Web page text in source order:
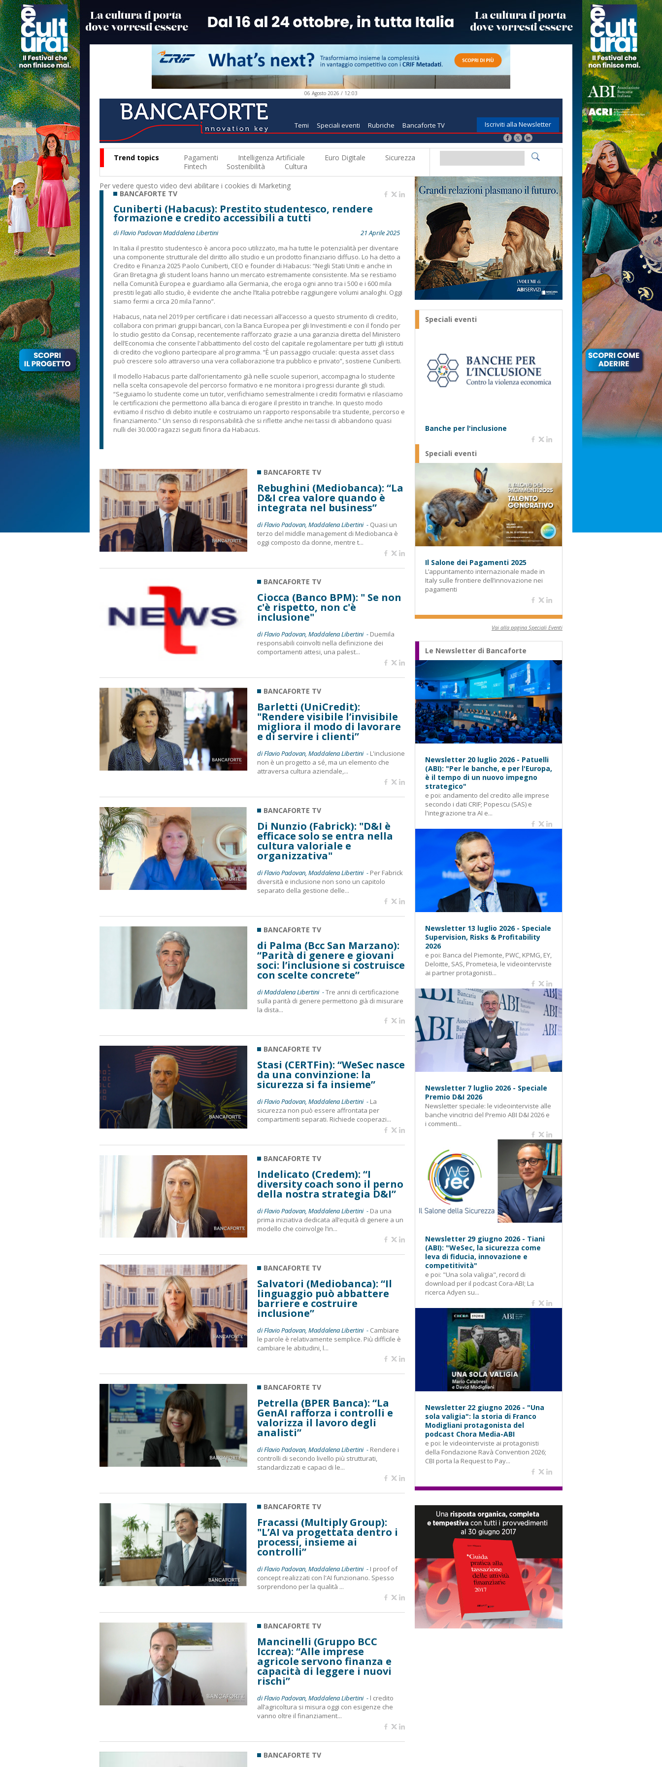
06 Agosto 2026 / 12:03
Temi Speciali eventi Rubriche Bancaforte TV Iscriviti alla Newsletter
Trend topics Pagamenti Intelligenza Artificiale Euro Digitale
Sicurezza
Fintech
Sostenibilità Cultura
Per vedere questo video devi abilitare i cookies di Marketing
BANCAFORTE TV
Cuniberti (Habacus): Prestito studentesco, rendere
formazione e credito accessibili a tutti
di Flavio Padovan Maddalena Libertini
21 Aprile 2025
In Italia il prestito studentesco è ancora poco utilizzato, ma ha tutte le potenzialità per diventare
una componente strutturale del diritto allo studio e un prodotto finanziario diffuso. Lo ha detto a
Credito e Finanza 2025 Paolo Cuniberti, CEO e founder di Habacus: “Negli Stati Uniti e anche in
Gran Bretagna gli student loans hanno un mercato estremamente consistente. Ma se restiamo
nella Comunità Europea e guardiamo alla Germania, che eroga ogni anno tra i 500 e i 600 mila
prestiti legati allo studio, è evidente che anche l’Italia potrebbe raggiungere volumi analoghi. Oggi
siamo fermi a circa 20 mila l’anno”.
Habacus, nata nel 2019 per certificare i dati necessari all’accesso a questo strumento di credito,
collabora con primari gruppi bancari, con la Banca Europea per gli Investimenti e con il fondo per
lo studio gestito da Consap, recentemente rafforzato grazie a una garanzia diretta del Ministero
dell’Economia che consente l'abbattimento del costo del capitale regolamentare per tutti gli istituti
di credito che vogliono partecipare al programma. “È un passaggio cruciale: questa asset class
può crescere solo attraverso una vera collaborazione tra pubblico e privato”, sostiene Cuniberti.
Il modello Habacus parte dall’orientamento già nelle scuole superiori, accompagna lo studente
nella scelta consapevole del percorso formativo e ne monitora i progressi durante gli studi.
“Seguiamo lo studente come un tutor, verifichiamo semestralmente i crediti formativi e rilasciamo
le certificazioni che permettono alla banca di erogare il prestito in tranche. In questo modo
evitiamo il rischio di debito inutile e costruiamo un rapporto responsabile tra studente, percorso e
finanziamento.” Un senso di responsabilità che si riflette anche nei tassi di abbandono quasi
nulli dei 30.000 ragazzi seguiti finora da Habacus.
BANCAFORTE TV
Rebughini (Mediobanca): “La
D&I crea valore quando è
integrata nel business”
di Flavio Padovan, Maddalena Libertini - Quasi un
terzo del middle management di Mediobanca è
oggi composto da donne, mentre t...
BANCAFORTE TV
Ciocca (Banco BPM): " Se non
c'è rispetto, non c'è
inclusione"
di Flavio Padovan, Maddalena Libertini - Duemila
responsabili coinvolti nella definizione dei
comportamenti attesi, una palest...
BANCAFORTE TV
Barletti (UniCredit):
"Rendere visibile l’invisibile
migliora il modo di lavorare
e di servire i clienti”
di Flavio Padovan, Maddalena Libertini - L'inclusione
non è un progetto a sé, ma un elemento che
attraversa cultura aziendale,...
BANCAFORTE TV
Di Nunzio (Fabrick): "D&I è
efficace solo se entra nella
cultura valoriale e
organizzativa"
di Flavio Padovan, Maddalena Libertini - Per Fabrick
diversità e inclusione non sono un capitolo
separato della gestione delle...
BANCAFORTE TV
di Palma (Bcc San Marzano):
“Parità di genere e giovani
soci: l’inclusione si costruisce
con scelte concrete”
di Maddalena Libertini -Tre anni di certificazione
sulla parità di genere permettono già di misurare
la dista...
BANCAFORTE TV
Stasi (CERTFin): “WeSec nasce
da una convinzione: la
sicurezza si fa insieme”
di Flavio Padovan, Maddalena Libertini - La
sicurezza non può essere affrontata per
compartimenti separati. Richiede cooperazi...
BANCAFORTE TV
Indelicato (Credem): “I
diversity coach sono il perno
della nostra strategia D&I”
di Flavio Padovan, Maddalena Libertini - Da una
prima iniziativa dedicata all’equità di genere a un
modello che coinvolge l’in...
BANCAFORTE TV
Salvatori (Mediobanca): “Il
linguaggio può abbattere
barriere e costruire
inclusione”
di Flavio Padovan, Maddalena Libertini - Cambiare
le parole è relativamente semplice. Più difficile è
cambiare le abitudini, l...
BANCAFORTE TV
Petrella (BPER Banca): “La
GenAI rafforza i controlli e
valorizza il lavoro degli
analisti”
di Flavio Padovan, Maddalena Libertini - Rendere i
controlli di secondo livello più strutturati,
standardizzati e capaci di le...
BANCAFORTE TV
Fracassi (Multiply Group):
"L’AI va progettata dentro i
processi, insieme ai
controlli”
di Flavio Padovan, Maddalena Libertini - I proof of
concept realizzati con l'AI funzionano. Spesso
sorprendono per la qualità ...
BANCAFORTE TV
Mancinelli (Gruppo BCC
Iccrea): “Alle imprese
agricole servono finanza e
capacità di leggere i nuovi
rischi”
di Flavio Padovan, Maddalena Libertini - l credito
all’agricoltura si misura oggi con esigenze che
vanno oltre il finanziament...
BANCAFORTE TV
Speciali eventi
Banche per l'inclusione
Speciali eventi
Il Salone dei Pagamenti 2025
L’appuntamento internazionale made in
Italy sulle frontiere dell’innovazione nei
pagamenti
Vai alla pagina Speciali Eventi
Le Newsletter di Bancaforte
Newsletter 20 luglio 2026 - Patuelli
(ABI): "Per le banche, e per l'Europa,
è il tempo di un nuovo impegno
strategico"
e poi: andamento del credito alle imprese
secondo i dati CRIF; Popescu (SAS) e
l'integrazione tra AI e...
Newsletter 13 luglio 2026 - Speciale
Supervision, Risks & Profitability
2026
e poi: Banca del Piemonte, PWC, KPMG, EY,
Deloitte, SAS, Prometeia, le videointerviste
ai partner protagonisti...
Newsletter 7 luglio 2026 - Speciale
Premio D&I 2026
Newsletter speciale: le videointerviste alle
banche vincitrici del Premio ABI D&I 2026 e
i commenti...
Newsletter 29 giugno 2026 - Tiani
(ABI): "WeSec, la sicurezza come
leva di fiducia, innovazione e
competitività"
e poi: "Una sola valigia", record di
download per il podcast Cora-ABI; La
ricerca Adyen su...
Newsletter 22 giugno 2026 - "Una
sola valigia": la storia di Franco
Modigliani protagonista del
podcast Chora Media-ABI
e poi: le videointerviste ai protagonisti
della Fondazione Ravà Convention 2026;
CBI porta la Request to Pay...